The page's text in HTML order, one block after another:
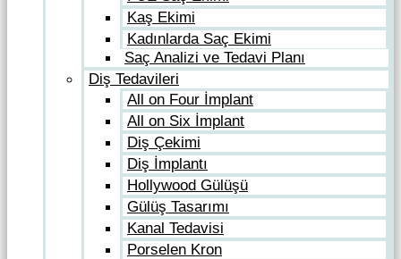
Kaş Ekimi
Kadınlarda Saç Ekimi
Saç Analizi ve Tedavi Planı
Diş Tedavileri
All on Four İmplant
All on Six İmplant
Diş Çekimi
Diş İmplantı
Hollywood Gülüşü
Gülüş Tasarımı
Kanal Tedavisi
Porselen Kron